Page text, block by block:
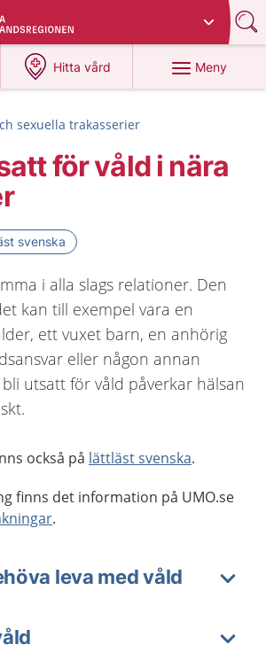
region
Hitta vård
på 1177.se
Meny
sexuella trakasserier
för våld i nära
svenska
i alla slags relationer. Den
kan till exempel vara en
ett vuxet barn, en anhörig
eller någon annan
utsatt för våld påverkar hälsan
också på lättläst svenska.
finns det information på UMO.se
.
leva med våld